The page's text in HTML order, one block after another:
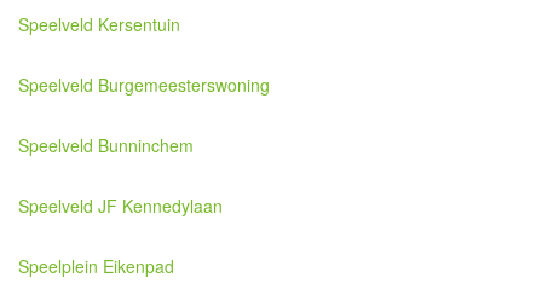
Speelveld Kersentuin
Speelveld Burgemeesterswoning
Speelveld Bunninchem
Speelveld JF Kennedylaan
Speelplein Eikenpad